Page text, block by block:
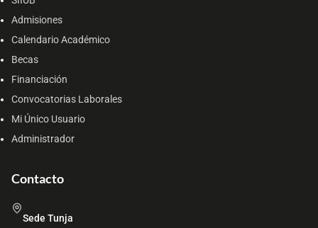
Admisiones
Calendario Académico
Becas
Financiación
Convocatorias Laborales
Mi Único Usuario
Administrador
Contacto
Sede Tunja